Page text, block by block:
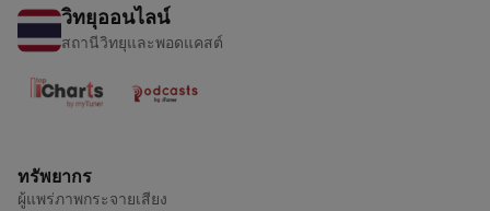
วิทยุออนไลน์
สถานีวิทยุและพอดแคสต์
ทรัพยากร
ผู้แพร่ภาพกระจายเสียง